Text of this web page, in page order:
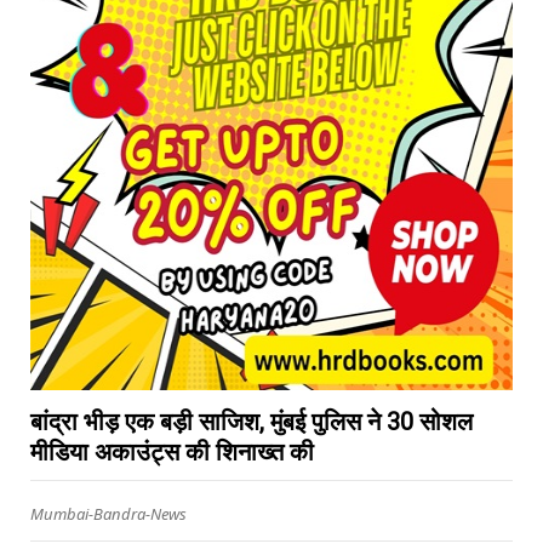
बांद्रा भीड़ एक बड़ी साजिश, मुंबई पुलिस ने 30 सोशल
मीडिया अकाउंट्स की शिनाख्त की
Mumbai-Bandra-News